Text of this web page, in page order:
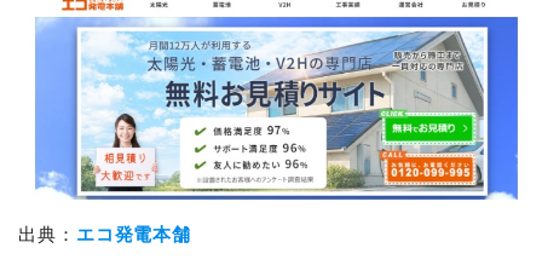
出典： エコ発電本舗